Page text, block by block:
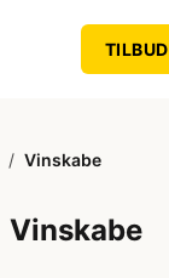
TILBUD
/ Vinskabe
Vinskabe